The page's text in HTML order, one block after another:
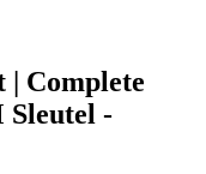
Complete
Sleutel -